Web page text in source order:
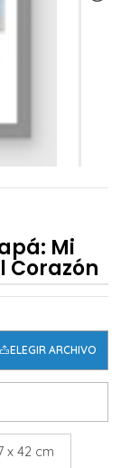
Mi
Corazón
ELEGIR ARCHIVO
29,7 x 42 cm